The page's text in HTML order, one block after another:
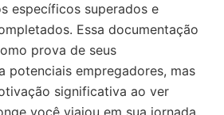
específicos superados e
Essa documentação
prova de seus
potenciais empregadores, mas
significativa ao ver
você viajou em sua jornada